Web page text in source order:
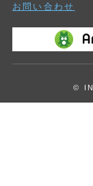
お問い合わせ
©